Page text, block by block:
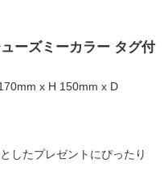
ーズミーカラー タグ付
x H 150mm x D
したプレゼントにぴったり